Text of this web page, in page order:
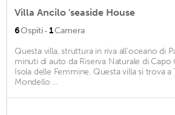
Villa Ancilo 'seaside House
6Ospiti · 1Camera
Questa villa, struttura in riva all'oceano di
minuti di auto da Riserva Naturale di Capo
Isola delle Femmine. Questa villa si trova a
Mondello ...